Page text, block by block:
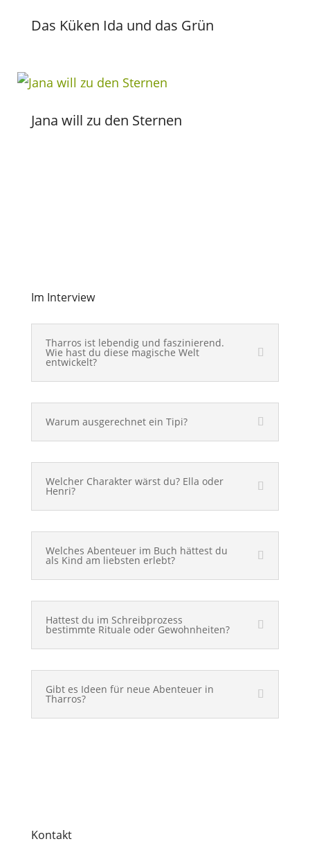
Das Küken Ida und das Grün
Jana will zu den Sternen
Im Interview
Tharros ist lebendig und faszinierend.
Wie hast du diese magische Welt
entwickelt?
Warum ausgerechnet ein Tipi?
Welcher Charakter wärst du? Ella oder
Henri?
Welches Abenteuer im Buch hättest du
als Kind am liebsten erlebt?
Hattest du im Schreibprozess
bestimmte Rituale oder Gewohnheiten?
Gibt es Ideen für neue Abenteuer in
Tharros?
Kontakt